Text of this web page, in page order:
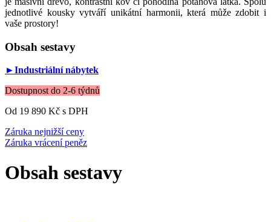
jednotlivé kousky vytváří unikátní harmonii, která může zdobit i
vaše prostory!
Obsah sestavy
►Industriální nábytek
Dostupnost do 2-6 týdnů
Od 19 890 Kč s DPH
Záruka nejnižší ceny
Záruka vrácení peněz
Obsah sestavy